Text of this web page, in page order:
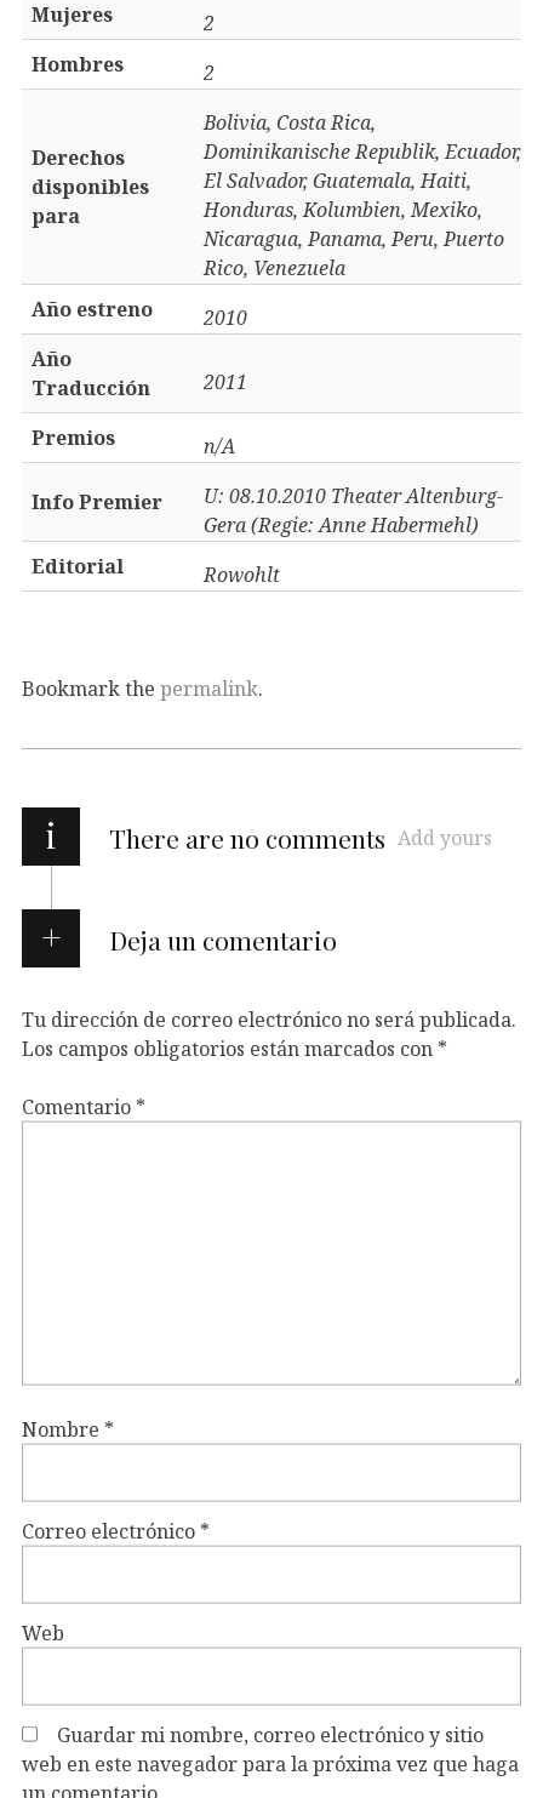
Mujeres
2
Hombres
2
Derechos
disponibles
para
Bolivia, Costa Rica,
Dominikanische Republik, Ecuador,
El Salvador, Guatemala, Haiti,
Honduras, Kolumbien, Mexiko,
Nicaragua, Panama, Peru, Puerto
Rico, Venezuela
Año estreno
2010
Año
Traducción
2011
Premios n/A
Info Premier
U: 08.10.2010 Theater Altenburg-
Gera (Regie: Anne Habermehl)
Editorial
Rowohlt
Bookmark the permalink.
i There are no comments Add yours
Deja un comentario
Tu dirección de correo electrónico no será publicada.
Los campos obligatorios están marcados con *
Comentario *
Nombre *
Correo electrónico *
Web
Guardar mi nombre, correo electrónico y sitio
web en este navegador para la próxima vez que haga